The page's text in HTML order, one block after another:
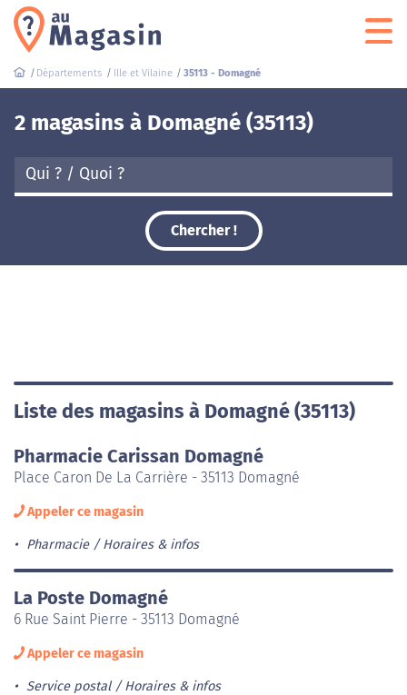
Départements Ille et Vilaine 35113 - Domagné
2 magasins à Domagné (35113)
Chercher !
Liste des magasins à Domagné (35113)
Pharmacie Carissan Domagné
Place Caron De La Carrière - 35113 Domagné
Appeler ce magasin
Pharmacie Horaires & infos
La Poste Domagné
6 Rue Saint Pierre - 35113 Domagné
Appeler ce magasin
Service postal Horaires & infos